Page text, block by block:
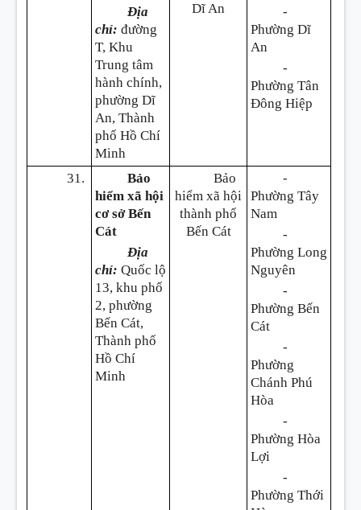
Địa
chỉ: đường
T, Khu
Trung tâm
hành chính,
phường Dĩ
An, Thành
phố Hồ Chí
Minh
Dĩ An
-
Phường Dĩ
An
-
Phường Tân
Đông Hiệp
31.
Bảo
hiểm xã hội
cơ sở Bến
Cát
Địa
chỉ: Quốc lộ
13, khu phố
2, phường
Bến Cát,
Thành phố
Hồ Chí
Minh
Bảo
hiểm xã hội
thành phố
Bến Cát
-
Phường Tây
Nam
-
Phường Long
Nguyên
-
Phường Bến
Cát
-
Phường
Chánh Phú
Hòa
-
Phường Hòa
Lợi
-
Phường Thới